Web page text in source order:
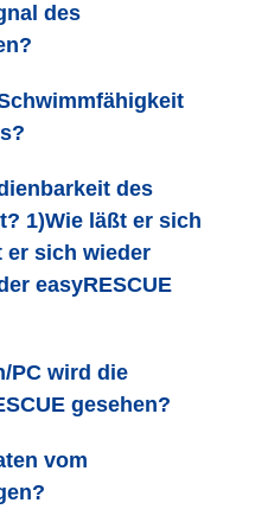
des
des
1)Wie läßt er sich
er sich wieder
easyRESCUE
PC wird die
gesehen?
vom